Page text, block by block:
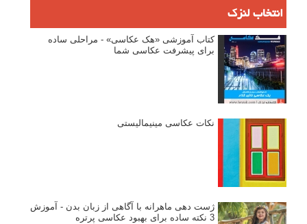
انتخاب لنزک
کتاب آموزشی «هک عکاسی» - مراحلی ساده
برای پیشرفت عکاسی شما
نکات عکاسی مینیمالیستی
ژست دهی ماهرانه با آگاهی از زبان بدن - آموزش
3 نکته ساده برای بهبود عکاسی پرتره